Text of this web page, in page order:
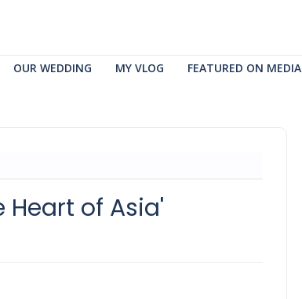
OUR WEDDING MY VLOG FEATURED ON MEDIA
Heart of Asia'